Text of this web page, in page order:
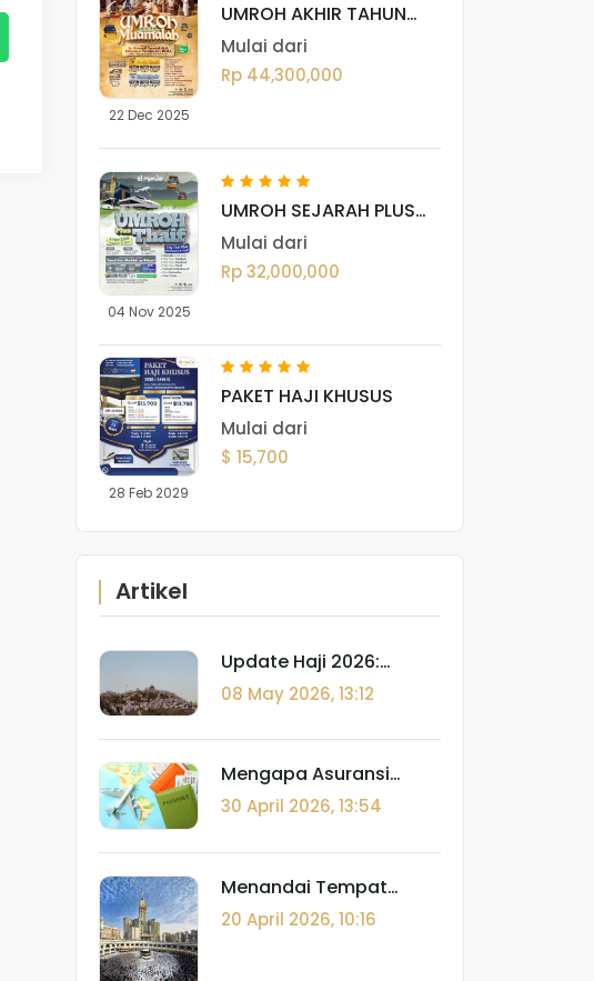
22 Dec 2025
UMROH AKHIR TAHUN
SERI MUAMALAH 22
DESEMBER 2025
Mulai dari
Rp 44,300,000
04 Nov 2025
UMROH SEJARAH PLUS
THAIF 04 NOVEMBER
2025
Mulai dari
Rp 32,000,000
28 Feb 2029
PAKET HAJI KHUSUS
Mulai dari
$ 15,700
Artikel
Update Haji 2026:
Rincian Biaya, Kuota
Indonesia, dan Tips
Berangkat
08 May 2026, 13:12
Mengapa Asuransi
Perjalanan Komersial
HARAM? (Fatwa Lajnah
Daimah)
30 April 2026, 13:54
Menandai Tempat
Shalat dan Batasan
I'tikaf: Panduan Fiqh
20 April 2026, 10:16